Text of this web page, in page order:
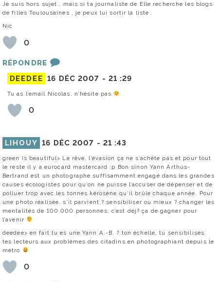
Je suis hors sujet , mais si ta journaliste de Elle recherche les blogs
de filles Toulousaines , je peux lui sortir la liste .
Nic
0
RÉPONDRE
DEEDEE 16 DÉC 2007 - 21 :29
Tu as l’email Nicolas, n’hésite pas
0
LIHOUY 16 DÉC 2007 - 21 :43
green is beautiful> Le rêve, l’évasion ça ne s’achète pas et pour tout
le reste il y a eurocard mastercard :p Bon sinon Yann Arthus-
Bertrand est un photographe suffisamment engagé dans les grandes
causes écologistes pour qu’on ne puisse l’accuser de dépenser et de
polluer trop avec les tonnes kérosène qu’il brûle chaque année. Pour
une photo réalisée, s’il parvient ? sensibiliser ou mieux ? changer les
mentalités de 100 000 personnes, c’est déj? ça de gagner pour
l’avenir
deedee> en fait tu es une Yann A.-B. ? ton échelle, tu sensibilises
tes lecteurs aux problèmes des citadins en photographiant depuis le
métro
0